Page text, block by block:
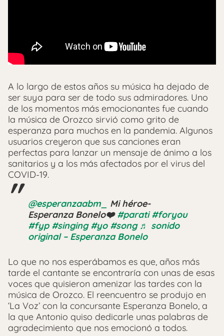
A lo largo de estos años su música ha dejado de
ser suya para ser de todo sus admiradores. Uno
de los momentos más emocionantes fue cuando
la música de Orozco sirvió como grito de
esperanza para muchos en la pandemia. Algunos
usuarios creyeron que sus canciones eran
perfectas para lanzar un mensaje de ánimo a los
sanitarios y a los más afectados por el virus del
COVID-19.
@esperanzaabm_
Mi héroe-
Esperanza Bonelo❤️#parati #foryou
#fyp #singing #yo #song ♬ sonido
original – Esperanza Bonelo
Lo que no nos esperábamos es que, años más
tarde el cantante se encontraría con unas de esas
voces que quisieron amenizar las tardes con la
música de Orozco. El reencuentro se produjo en
‘La Voz’ con la concursante Esperanza Bonelo, a
la que Antonio quiso dedicarle unas palabras de
agradecimiento que nos emocionó a todos.